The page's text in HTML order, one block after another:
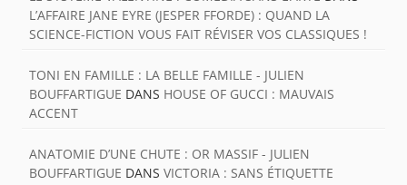
L’AFFAIRE JANE EYRE (JESPER FFORDE) : QUAND LA
SCIENCE-FICTION VOUS FAIT RÉVISER VOS CLASSIQUES !
TONI EN FAMILLE : LA BELLE FAMILLE - JULIEN
BOUFFARTIGUE DANS HOUSE OF GUCCI : MAUVAIS
ACCENT
ANATOMIE D’UNE CHUTE : OR MASSIF - JULIEN
BOUFFARTIGUE DANS VICTORIA : SANS ÉTIQUETTE